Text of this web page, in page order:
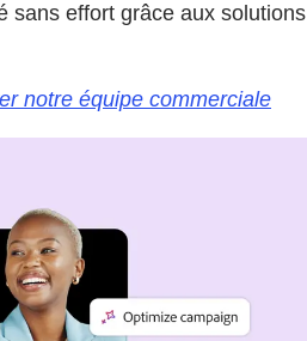
sans effort grâce aux solutions
notre équipe commerciale